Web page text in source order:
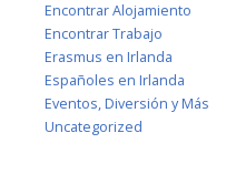
Encontrar Alojamiento
Encontrar Trabajo
Erasmus en Irlanda
Españoles en Irlanda
Eventos, Diversión y Más
Uncategorized